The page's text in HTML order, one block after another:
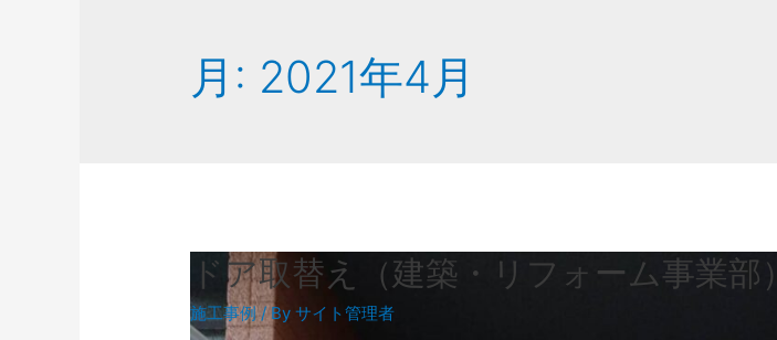
月: 2021年4月
ドア取替え（建築・リフォーム事業部）
施工事例/ Byサイト管理者